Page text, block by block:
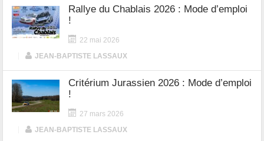
Rallye du Chablais 2026 : Mode d’emploi
!
22 mai 2026
JEAN-BAPTISTE LASSAUX
Critérium Jurassien 2026 : Mode d’emploi
!
27 mars 2026
JEAN-BAPTISTE LASSAUX